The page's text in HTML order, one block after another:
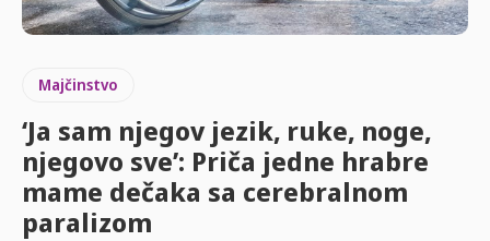
Majčinstvo
‘Ja sam njegov jezik, ruke, noge,
njegovo sve’: Priča jedne hrabre
mame dečaka sa cerebralnom
paralizom